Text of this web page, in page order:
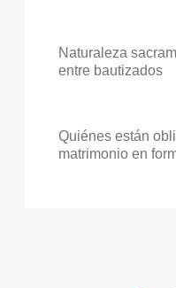
Naturaleza
entre bautizados
Quiénes están
matrimonio en